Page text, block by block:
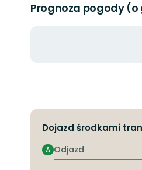
Prognoza pogody (o
Dojazd środkami
Odjazd
A